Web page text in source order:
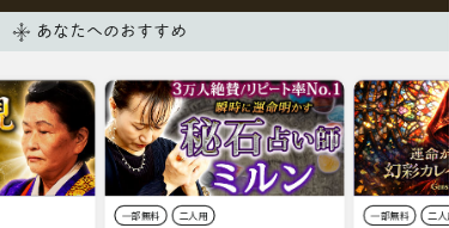
あなたへのおすすめ
一部無料 二人用 一部無料 二人用